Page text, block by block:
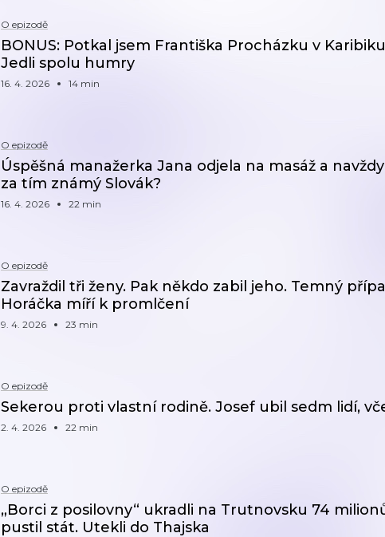
O epizodě
BONUS: Potkal jsem Františka Procházku v
Jedli spolu humry
16. 4. 2026 14 min
O epizodě
Úspěšná manažerka Jana odjela na masáž a
za tím známý Slovák?
16. 4. 2026 22 min
O epizodě
Zavraždil tři ženy. Pak někdo zabil jeho. Temný
Horáčka míří k promlčení
9. 4. 2026 23 min
O epizodě
Sekerou proti vlastní rodině. Josef ubil sedm lidí,
2. 4. 2026 22 min
O epizodě
„Borci z posilovny“ ukradli na Trutnovsku 74
pustil stát. Utekli do Thajska